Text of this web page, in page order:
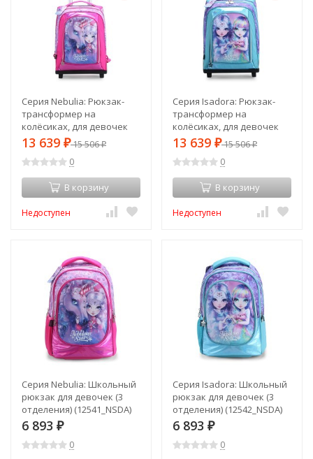
Серия Nebulia: Рюкзак-
трансформер на
колёсиках, для девочек
(2в1, выдвижная ручка)
(12531_NSDA)
13 639 ₽15 506₽
0
В корзину
Недоступен
Серия Isadora: Рюкзак-
трансформер на
колёсиках, для девочек
(2в1, выдвижная ручка)
(12532_NSDA)
13 639 ₽15 506₽
0
В корзину
Недоступен
Серия Nebulia: Школьный
рюкзак для девочек (3
отделения) (12541_NSDA)
6 893 ₽
0
Серия Isadora: Школьный
рюкзак для девочек (3
отделения) (12542_NSDA)
6 893 ₽
0